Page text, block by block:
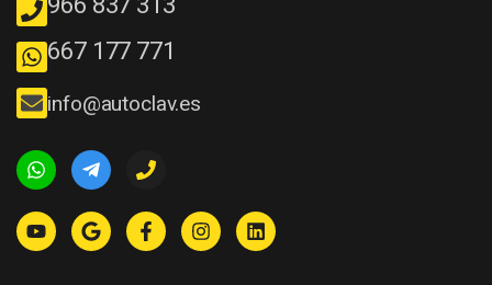
667 177 771
info@autoclav.es